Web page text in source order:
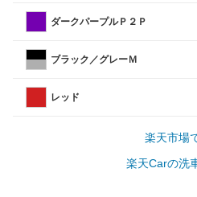
ダークパープルＰ２Ｐ
ブラック／グレーＭ
レッド
楽天市場
楽天Carの洗